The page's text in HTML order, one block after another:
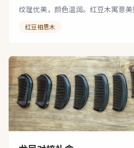
纹理优美，颜色温润。红豆木寓意美
红豆相思木